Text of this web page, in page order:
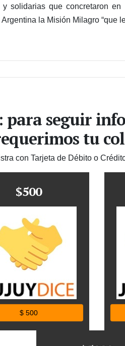
y solidarias que concretaron
la Misión Milagro “que
seguir
tu
con Tarjeta de Débito o
$500
$ 500